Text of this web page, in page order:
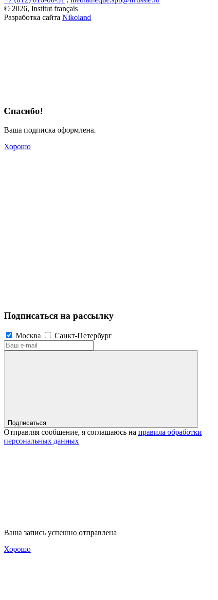
© 2026, Institut français
Разработка сайта Nikoland
Спасибо!
Ваша подписка оформлена.
Хорошо
Подписаться на рассылку
Москва Санкт-Петербург
Подписаться
Отправляя сообщение, я соглашаюсь на правила обработки
персональных данных
Ваша запись успешно отправлена
Хорошо